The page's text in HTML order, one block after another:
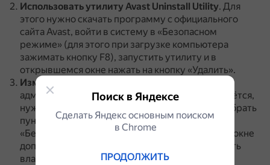
Использовать утилиту Avast Uninstall Utility. Для
этого нужно скачать программу с официального
сайта Avast, войти в систему в «Безопасном
режиме» (для этого при загрузке компьютера
зажимать кнопку F8), запустить утилиту и в
открывшемся окне нажать на кнопку «Удалить».
Изменить владельца папки
администратора, но удалить папку Avast не удаётся,
нужно щёлкнуть её правой кнопкой мыши и выбрать
пункт «Свойства».Затем перейти на вкладку
«Безопасность» и выбрать «Дополнительно».
В окне
дополнительных настроек безопасности увидеть
владельца папки, рядом с которым есть кнопка
Поиск в Яндексе
Сделать Яндекс основным поиском
в Сhrome
ПРОДОЛЖИТЬ